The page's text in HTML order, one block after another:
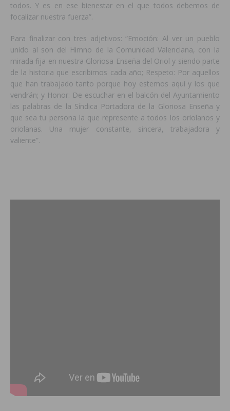
todos. Y es en ese bienestar en el que todos debemos de
focalizar nuestra fuerza”.
Para finalizar con tres adjetivos: “Emoción: Al ver un pueblo
unido al son del Himno de la Comunidad Valenciana, con la
mirada fija en nuestra Gloriosa Enseña del Oriol y siendo parte
de la historia que escribimos cada año; Respeto: Por aquellos
que han trabajado tanto porque hoy estemos aquí y los que
vendrán; y Honor: De escuchar en el balcón del Ayuntamiento
las palabras de la Síndica Portadora de la Gloriosa Enseña y
que sea tu persona la que represente a todos los oriolanos y
oriolanas. Una mujer constante, sincera, trabajadora y
valiente”.